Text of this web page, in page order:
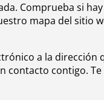
Comprueba si hay
mapa del sitio
a la dirección
contacto contigo. Te